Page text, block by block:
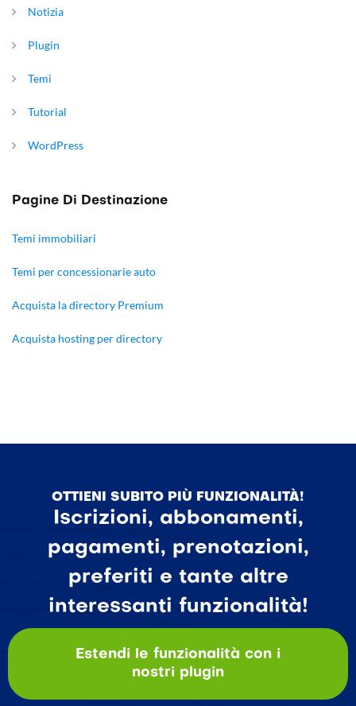
Notizia
Plugin
Temi
Tutorial
WordPress
Pagine Di Destinazione
Temi immobiliari
Temi per concessionarie auto
Acquista la directory Premium
Acquista hosting per directory
OTTIENI SUBITO PIÙ FUNZIONALITÀ!
Iscrizioni, abbonamenti,
pagamenti, prenotazioni,
preferiti e tante altre
interessanti funzionalità!
Estendi le funzionalità con i
nostri plugin